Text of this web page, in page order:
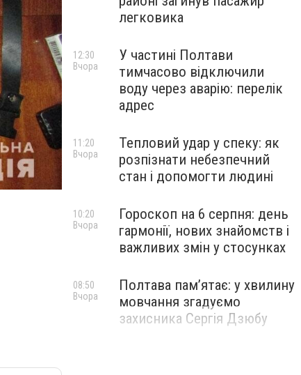
легковика
У частині Полтави
тимчасово відключили
воду через аварію: перелік
адрес
12:30
Вчора
Тепловий удар у спеку: як
розпізнати небезпечний
стан і допомогти людині
11:20
Вчора
Гороскоп на 6 серпня: день
гармонії, нових знайомств і
важливих змін у стосунках
10:20
Вчора
Полтава пам’ятає: у хвилину
мовчання згадуємо
захисника Сергія Дзюбу
08:50
Вчора